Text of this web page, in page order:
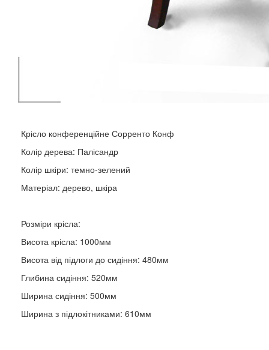
Крісло конференційне Сорренто Конф
Колір дерева: Палісандр
Колір шкіри: темно-зелений
Матеріал: дерево, шкіра
Розміри крісла:
Висота крісла: 1000мм
Висота від підлоги до сидіння: 480мм
Глибина сидіння: 520мм
Ширина сидіння: 500мм
Ширина з підлокітниками: 610мм